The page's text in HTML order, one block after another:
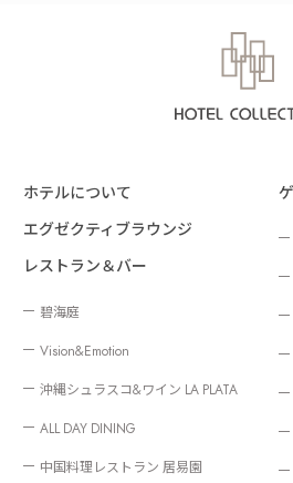
ホテルについて
エグゼクティブラウンジ
レストラン＆バー
碧海庭
Vision&Emotion
沖縄シュラスコ&ワイン LA PLATA
ALL DAY DINING
中国料理レストラン 居易園